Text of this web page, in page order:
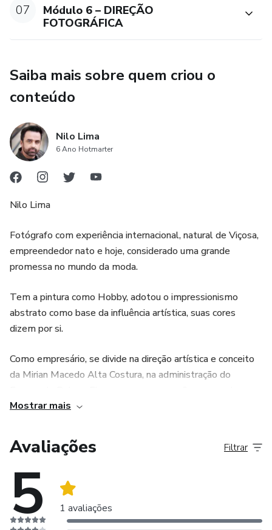
07
Módulo 6 – DIREÇÃO
FOTOGRÁFICA
Saiba mais sobre quem criou o
conteúdo
Nilo Lima
6 Ano Hotmarter
Nilo Lima
Fotógrafo com experiência internacional, natural de Viçosa,
empreendedor nato e hoje, considerado uma grande
promessa no mundo da moda.
Tem a pintura como Hobby, adotou o impressionismo
abstrato como base da influência artística, suas cores
dizem por si.
Como empresário, se divide na direção artística e conceito
da Mirian Macedo Alta Costura, na administração do
novidade da cidade: um Espaço para Eles com um projeto
a beleza feminina e masculina, qualidade, exclusividade,
conforto e muita diversão!
Seu estúdio fotográfico e sua atuação no cenário
fotográfico em São Paulo e Rio de Janeiro, para fotografar
celebridades do primeiro time da dramaturgia nacional,
Mostrar mais
Avaliações
5 1 avaliações
Filtrar